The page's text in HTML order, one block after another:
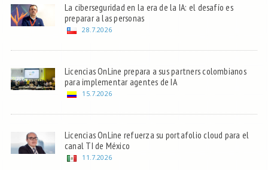
La ciberseguridad en la era de la IA: el desafío es
preparar a las personas
28.7.2026
Licencias OnLine prepara a sus partners colombianos
para implementar agentes de IA
15.7.2026
Licencias OnLine refuerza su portafolio cloud para el
canal TI de México
11.7.2026